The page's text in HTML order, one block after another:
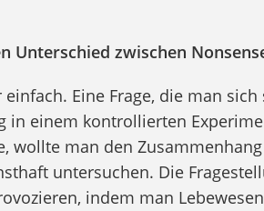
Unterschied zwischen
Eine Frage, die man
in einem kontrollierten
wollte man den
untersuchen. Die
indem man